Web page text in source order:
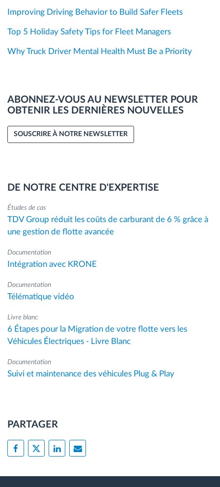
Improving Driving Behavior to Build Safer Fleets
Top 5 Holiday Safety Tips for Fleet Managers
Why Truck Driver Mental Health Must Be a Priority
ABONNEZ-VOUS AU NEWSLETTER POUR
OBTENIR LES DERNIÈRES NOUVELLES
SOUSCRIRE À NOTRE NEWSLETTER
DE NOTRE CENTRE D'EXPERTISE
Études de cas
TDV Group réduit les coûts de carburant de 6 % grâce à
une gestion de flotte avancée
Documentation
Intégration avec KRONE
Documentation
Télématique vidéo
Livre blanc
6 Étapes pour la Migration de votre flotte vers les
Véhicules Électriques - Livre Blanc
Documentation
Suivi et maintenance des véhicules Plug & Play
PARTAGER